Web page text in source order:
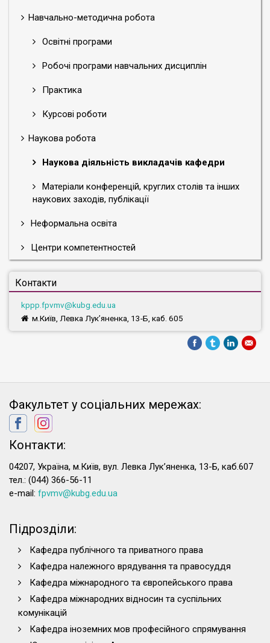
Навчально-методична робота
Освітні програми
Робочі програми навчальних дисциплін
Практика
Курсові роботи
Наукова робота
Наукова діяльність викладачів кафедри
Матеріали конференцій, круглих столів та інших
наукових заходів, публікації
Неформальна освіта
Центри компетентностей
Контакти
kppp.fpvmv@kubg.edu.ua
м.Київ, Левка Лук’яненка, 13-Б, каб. 605
Факультет у соціальних мережах:
Контакти:
04207, Україна, м.Київ, вул. Левка Лук’яненка, 13-Б, каб.607
тел.: (044) 366-56-11
e-mail: fpvmv@kubg.edu.ua
Підрозділи:
Кафедра публічного та приватного права
Кафедра належного врядування та правосуддя
Кафедра міжнародного та європейського права
Кафедра міжнародних відносин та суспільних
комунікацій
Кафедра іноземних мов професійного спрямування